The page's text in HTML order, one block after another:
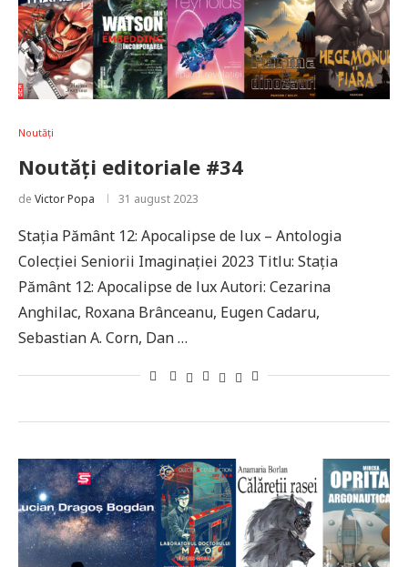
Noutăți
Noutăți editoriale #34
de Victor Popa 31 august 2023
Stația Pământ 12: Apocalipse de lux – Antologia
Colecției Seniorii Imaginației 2023 Titlu: Stația
Pământ 12: Apocalipse de lux Autori: Cezarina
Anghilac, Roxana Brânceanu, Eugen Cadaru,
Sebastian A. Corn, Dan …